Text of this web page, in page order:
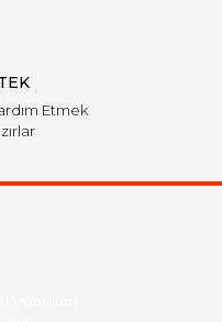
Etmek